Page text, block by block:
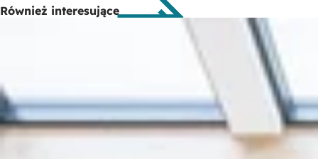
Również interesujące